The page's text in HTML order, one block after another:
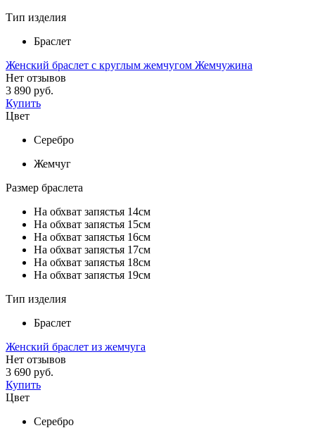
Тип изделия
Браслет
Женский браслет с круглым жемчугом Жемчужина
Нет отзывов
3 890 руб.
Купить
Цвет
Серебро
Жемчуг
Размер браслета
На обхват запястья 14см
На обхват запястья 15см
На обхват запястья 16см
На обхват запястья 17см
На обхват запястья 18см
На обхват запястья 19см
Тип изделия
Браслет
Женский браслет из жемчуга
Нет отзывов
3 690 руб.
Купить
Цвет
Серебро